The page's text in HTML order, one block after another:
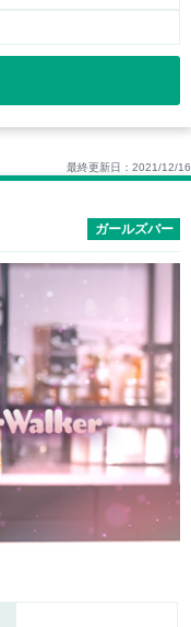
最終更新日：2021/12/16
ガールズバー